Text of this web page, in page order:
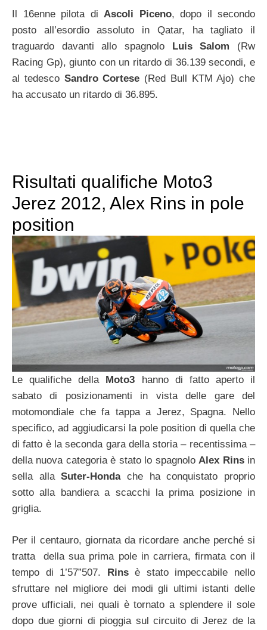
Il 16enne pilota di Ascoli Piceno, dopo il secondo
posto all’esordio assoluto in Qatar, ha tagliato il
traguardo davanti allo spagnolo Luis Salom (Rw
Racing Gp), giunto con un ritardo di 36.139 secondi, e
al tedesco Sandro Cortese (Red Bull KTM Ajo) che
ha accusato un ritardo di 36.895.
Risultati qualifiche Moto3
Jerez 2012, Alex Rins in pole
position
Le qualifiche della Moto3 hanno di fatto aperto il
sabato di posizionamenti in vista delle gare del
motomondiale che fa tappa a Jerez, Spagna. Nello
specifico, ad aggiudicarsi la pole position di quella che
di fatto è la seconda gara della storia – recentissima –
della nuova categoria è stato lo spagnoloAlex Rinsin
sella allaSuter-Hondache ha conquistato proprio
sotto alla bandiera a scacchi la prima posizione in
griglia.
Per il centauro, giornata da ricordare anche perché si
tratta della sua prima pole in carriera, firmata con il
tempo di 1’57”507. Rinsè stato impeccabile nello
sfruttare nel migliore dei modi gli ultimi istanti delle
prove ufficiali, nei quali è tornato a splendere il sole
dopo due giorni di pioggia sul circuito di Jerez de la